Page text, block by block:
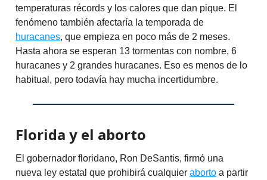
temperaturas récords y los calores que dan pique. El
fenómeno también afectaría la temporada de
huracanes, que empieza en poco más de 2 meses.
Hasta ahora se esperan 13 tormentas con nombre, 6
huracanes y 2 grandes huracanes. Eso es menos de lo
habitual, pero todavía hay mucha incertidumbre.
Florida y el aborto
El gobernador floridano, Ron DeSantis, firmó una
nueva ley estatal que prohibirá cualquier aborto a partir